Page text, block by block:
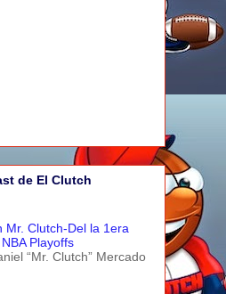
de El Clutch
Mr. Clutch-Del la 1era
Playoffs
“Mr. Clutch” Mercado